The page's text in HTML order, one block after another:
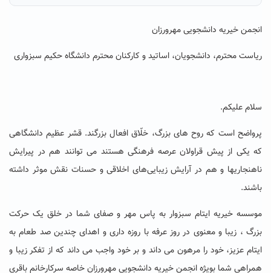
انجمن خیریه دانشجویی مهرورزان
ریاست محترم، دانشجویان، اساتید و کارکنان محترم دانشگاه حکیم سبزواری
سلام علیکم.
پرواضح است که روح های بزرگ، خلّاق افعال بزرگند. قشر عظیم دانشگاهی
که یکی از پیش قراولان عرصه فرهنگی هستند می توانند هم در پیرایش
ناهنجاریها و هم در آرایش زیبایی‌های اخلاقی و حسنات نقش موثر داشته
باشند.
موسسه خیریه ایتام سبزوار به پاس مهر و صفای شما در خلق یک حرکت
بزرگ ، زیبا و معنوی در روز عرفه با روزه داری و اهدای چندین صد طعام به
ایتام عزیز، خود را مرهون می داند و بر خود واجب می داند که از تفکر زیبا و
همراهی شما بویژه انجمن خیریه دانشجویی مهرورزان خاصه سرکارخانم باقری